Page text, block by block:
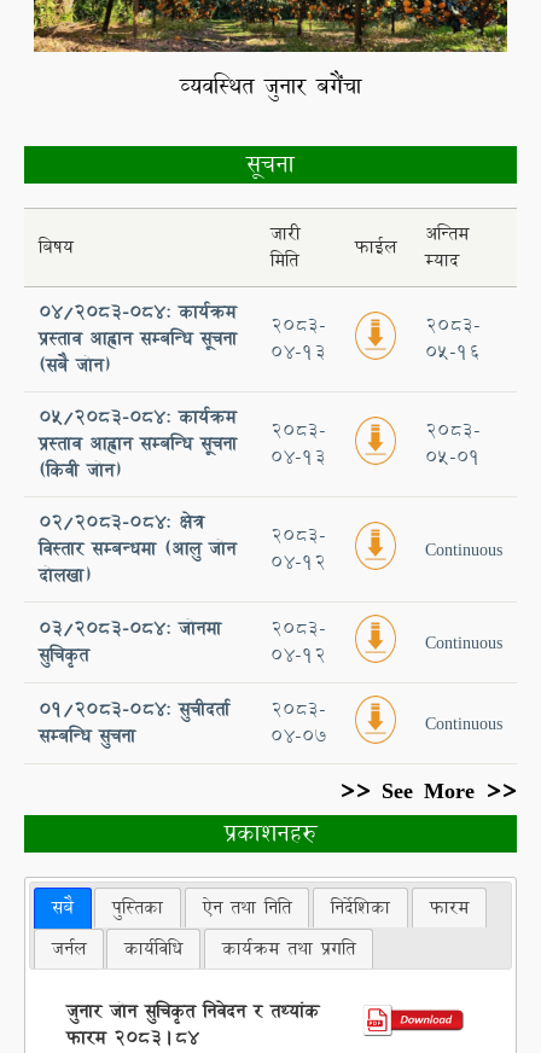
व्यवस्थित जुनार बगैँचा
सूचना
बिषय
जारी
मिति
फाईल
अन्तिम
म्याद
०४/२०८३-०८४: कार्यक्रम
प्रस्ताव आह्वान सम्बन्धि सूचना
(सबै जोन)
2083-
04-13
2083-
05-16
05/२०८३-०८४: कार्यक्रम
प्रस्ताव आह्वान सम्बन्धि सूचना
(किवी जोन)
2083-
04-13
2083-
05-01
02/2083-084: क्षेत्र
विस्तार सम्बन्धमा (आलु जोन
दोलखा)
2083-
04-12
Continuous
०३/२०८३-०८४: जोनमा
सुचिकृत
2083-
04-12
Continuous
01/2083-084: सुचीदर्ता
सम्बन्धि सुचना
2083-
04-07
Continuous
>> See More >>
प्रकाशनहरु
सबै पुस्तिका ऐन तथा निति निर्देशिका
फारम
जर्नल
कार्यविधि कार्यक्रम तथा प्रगति
जुनार जोन सुचिकृत निवेदन र तथ्यांक
फारम २०८३।८४